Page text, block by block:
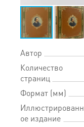
Автор
Количество
страниц
Формат (мм)
Иллюстрированн
ое издание